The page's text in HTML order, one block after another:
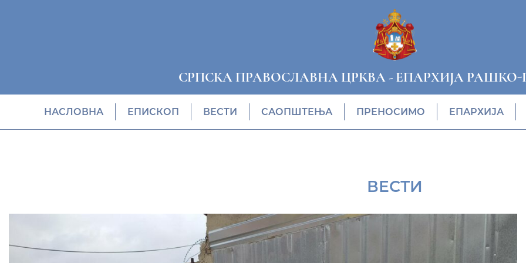
СРПСКА ПРАВОСЛАВНА ЦРКВА- ЕПАРХИЈА
НАСЛОВНА EПИСКОП ВЕСТИ САОПШТЕЊА ПРЕНОСИМО ЕПАРХИЈА
ВЕСТИ